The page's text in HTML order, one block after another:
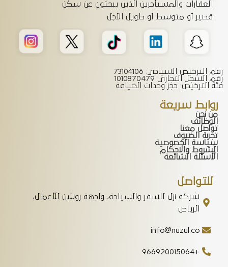
العقارات والمستأجرين الذين يبحثون عن سكن
قصير أو متوسط أو طويل الأجل
رقم الترخيص السياحي: 73104106
رقم السجل التجاري: 1010870479
فئة الترخيص: حجز وحدات الضيافة
روابط سريعة
من نحن
الوظائف
تواصل معنا
تجربة الضيوف
سياسة الخصوصية
الشروط والاحكام
الأسئلة الشائعة
للتواصل
شركة نزل للسفر والسياحة، واجهة روشن للأعمال،
الرياض
info@nuzul.co
+966920015064